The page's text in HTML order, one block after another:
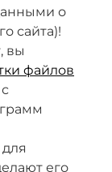
о
сайта)!
вы
файлов
его